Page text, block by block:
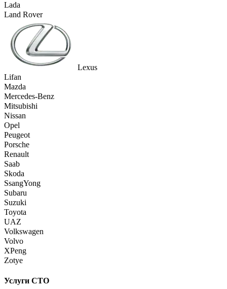
Lada
Land Rover
Lexus
Lifan
Mazda
Mercedes-Benz
Mitsubishi
Nissan
Opel
Peugeot
Porsche
Renault
Saab
Skoda
SsangYong
Subaru
Suzuki
Toyota
UAZ
Volkswagen
Volvo
XPeng
Zotye
Услуги СТО